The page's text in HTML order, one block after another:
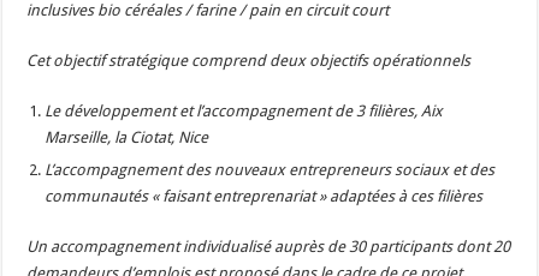
inclusives bio céréales / farine / pain en circuit court
Cet objectif stratégique comprend deux objectifs opérationnels
Le développement et l’accompagnement de 3 filières, Aix
Marseille, la Ciotat, Nice
L’accompagnement des nouveaux entrepreneurs sociaux et des
communautés « faisant entreprenariat » adaptées à ces filières
Un accompagnement individualisé auprès de 30 participants dont 20